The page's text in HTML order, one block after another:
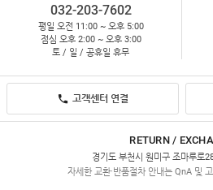
032-203-7602
평일 오전 11:00 ~ 오후 5:00
점심 오후 2:00 ~ 오후 3:00
토 / 일 / 공휴일 휴무
고객센터 연결
RETURN /
경기도 부천시 원미구 조마루로
자세한 교환·반품절차 안내는 QnA 및